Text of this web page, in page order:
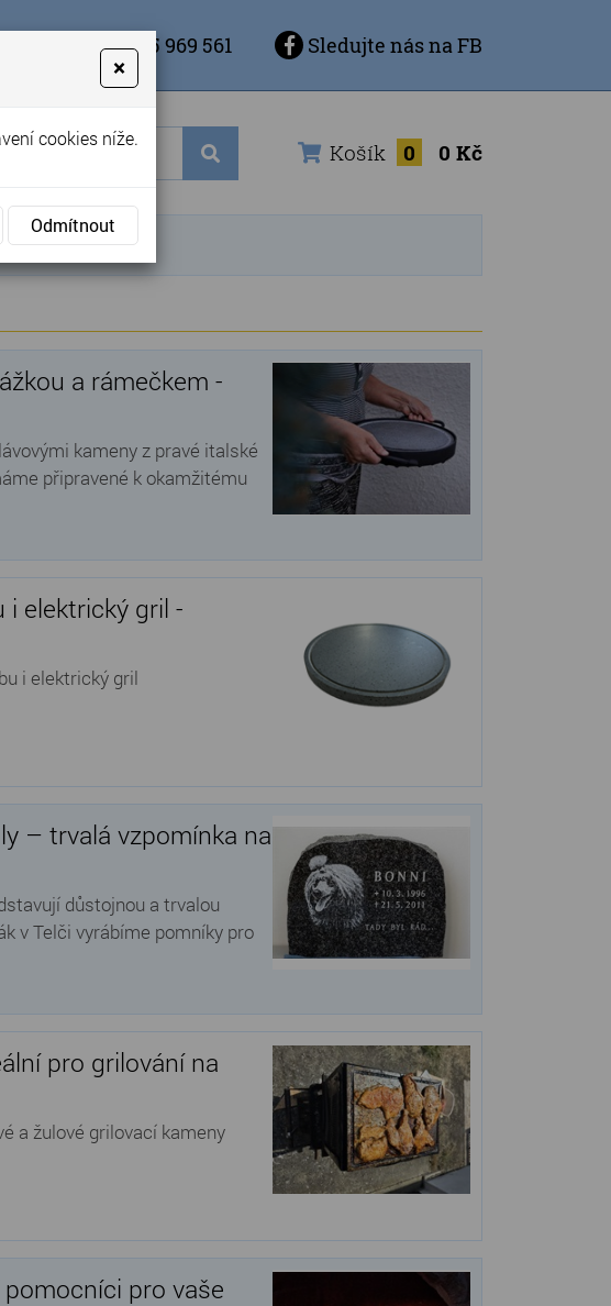
+420 725 969 561 Sledujte nás na FB
Košík 0 0 Kč
a rámečkem -
kameny z pravé italské
připravené k okamžitému
i elektrický gril -
i elektrický gril
– trvalá vzpomínka na
důstojnou a trvalou
v Telči vyrábíme pomníky pro
pro grilování na
a žulové grilovací kameny
pro vaše
×
cookies níže.
Odmítnout